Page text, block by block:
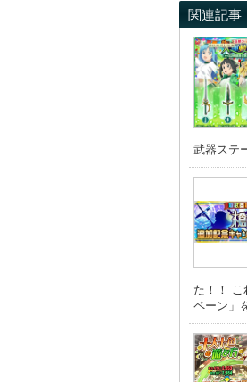
関連記事
武器ステ
た！！ こ
ペーン」